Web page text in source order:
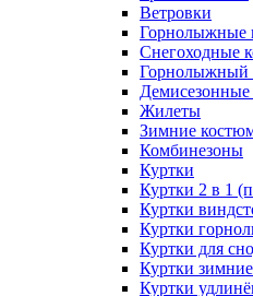
Ветровки
Горнолыжные
Снегоходные
Горнолыжный
Демисезонные
Жилеты
Зимние
Комбинезоны
Куртки
Куртки 2 в 1
Куртки
Куртки
Куртки для
Куртки зимние
Куртки